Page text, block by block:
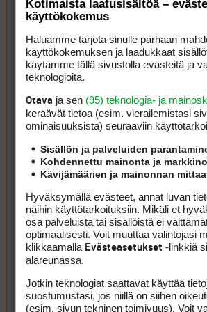
Häntä ei löydy myöskään ensi viikon
Kirjaudu sisään vastataksesi ILMOITA
Niskis27 kesäkuun, 2026 11:38
Yli 30 vuotta golflähetyksiä
jättää birdieputin lyhyeksi, tulee huono
kävi Oliverillekin, ja monelle muulle.
Kirjaudu sisään vastataksesi ILMOITA
tonymahoney27 kesäkuun, 2026 13:42
peli kulkee.
Katsoin myös että Oliver on Genesis
entry listan väärällä puolella vielä. Tuo
viikko ennen Openia
ruukku27 kesäkuun, 2026 14:54
Kotimaista laatusisältöä –
käyttökokemus
Haluamme tarjota sinulle parhaan
käyttökokemuksen ja laadukkaat
käytämme tällä sivustolla evästeitä ja
teknologioita.
Otava ja sen (95) teknologia- ja
keräävät tietoa (esim. vierailemis­tasi
ominaisuuk­sista) seuraaviin
Sisällön ja palveluiden
Kohdennettu mainonta ja
Kävijämäärien ja mainonnan
Hyväksymällä evästeet, annat luvan
näihin käyttötarkoituksiin. Mikäli et
osa palveluista tai sisällöistä ei
optimaalisesti. Voit muuttaa valintojasi
klikkaamalla Evästeasetukset -linkkiä
alareunassa.
Jotkin teknologiat saattavat käyttää
suostumustasi, jos niillä on siihen
(esim. sivun tekninen toimivuus). Voit